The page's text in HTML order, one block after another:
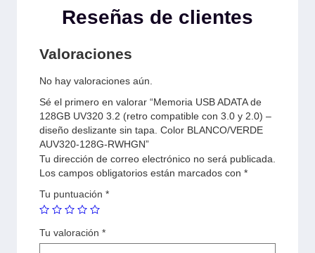
Reseñas de clientes
Valoraciones
No hay valoraciones aún.
Sé el primero en valorar “Memoria USB ADATA de
128GB UV320 3.2 (retro compatible con 3.0 y 2.0) –
diseño deslizante sin tapa. Color BLANCO/VERDE
AUV320-128G-RWHGN”
Tu dirección de correo electrónico no será publicada.
Los campos obligatorios están marcados con *
Tu puntuación *
Tu valoración *